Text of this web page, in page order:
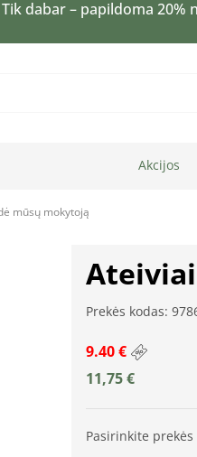
dabar – papildoma 20%
Akcijos
mūsų mokytoją
Prekės kodas:
9.40 €
11,75€
Pasirinkite